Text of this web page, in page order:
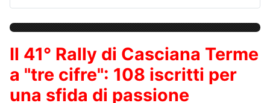
Il 41° Rally di Casciana Terme
a "tre cifre": 108 iscritti per
una sfida di passione